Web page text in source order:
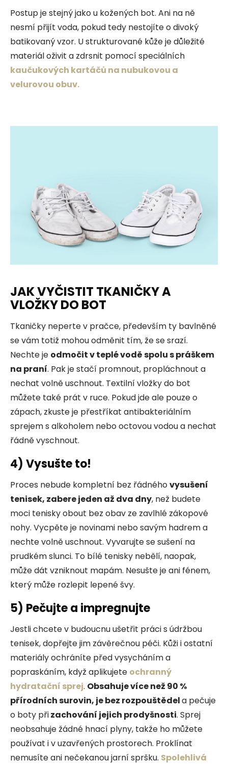
Postup je stejný jako u kožených bot. Ani na ně
nesmí přijít voda, pokud tedy nestojíte o divoký
batikovaný vzor. U strukturované kůže je důležité
materiál oživit a zdrsnit pomocí speciálních
kaučukových kartáčů na nubukovou a
velurovou obuv.
JAK VYČISTIT TKANIČKY A
VLOŽKY DO BOT
Tkaničky neperte v pračce, především ty bavlněné
se vám totiž mohou odměnit tím, že se srazí.
Nechte je odmočit v teplé vodě spolu s práškem
na praní. Pak je stačí promnout, propláchnout a
nechat volně uschnout. Textilní vložky do bot
můžete také prát v ruce. Pokud jde ale pouze o
zápach, zkuste je přestříkat antibakteriálním
sprejem s alkoholem nebo octovou vodou a nechat
řádně vyschnout.
4) Vysušte to!
Proces nebude kompletní bez řádnéhovysušení
tenisek, zabere jeden až dva dny, než budete
moci tenisky obout bez obav ze zavlhlé zákopové
nohy. Vycpěte je novinami nebo savým hadrem a
nechte volně uschnout. Vyvarujte se sušení na
prudkém slunci. To bílé tenisky nebělí, naopak,
může dát vzniknout mapám. Nesušte je ani fénem,
který může rozlepit lepené švy.
5) Pečujte a impregnujte
Jestli chcete v budoucnu ušetřit práci s údržbou
tenisek, dopřejte jim závěrečnou péči. Kůži i ostatní
materiály ochráníte před vysycháním a
popraskáním, když aplikujete ochranný
hydratační sprej. Obsahuje více než 90 %
přírodních surovin, je bez rozpouštědela pečuje
o boty přizachování jejich prodyšnosti. Sprej
neobsahuje žádné hnací plyny, takže ho můžete
používat i v uzavřených prostorech. Proklínat
nemusíte ani nečekanou jarní spršku. Spolehlivá